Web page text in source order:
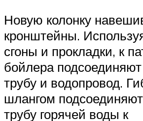
Новую колонку
кронштейны.
сгоны и прокладки, к
бойлера
трубу и водопровод.
шлангом
трубу горячей воды к